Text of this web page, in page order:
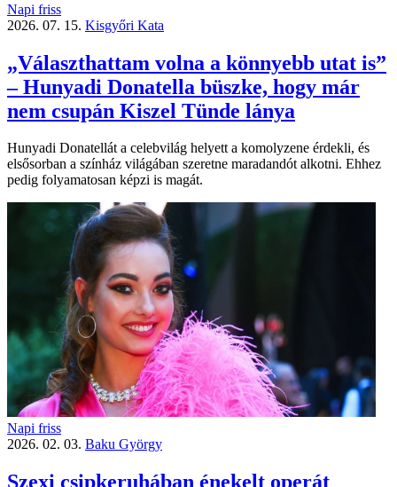
Napi friss
2026. 07. 15. Kisgyőri Kata
„Választhattam volna a könnyebb utat is”
– Hunyadi Donatella büszke, hogy már
nem csupán Kiszel Tünde lánya
Hunyadi Donatellát a celebvilág helyett a komolyzene érdekli, és
elsősorban a színház világában szeretne maradandót alkotni. Ehhez
pedig folyamatosan képzi is magát.
Napi friss
2026. 02. 03. Baku György
Szexi csipkeruhában énekelt operát